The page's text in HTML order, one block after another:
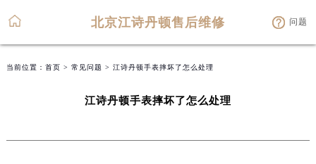
北京江诗丹顿售后维修 问题
当前位置： 首页 > 常见问题 > 江诗丹顿手表摔坏了怎么处理
江诗丹顿手表摔坏了怎么处理